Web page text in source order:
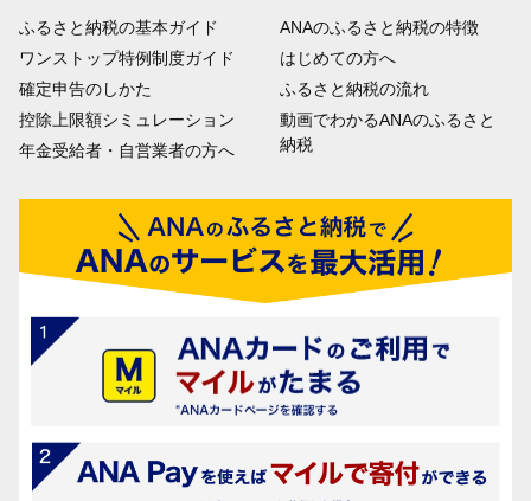
ふるさと納税の基本ガイド
ワンストップ特例制度ガイド
確定申告のしかた
控除上限額シミュレーション
年金受給者・自営業者の方へ
ANAのふるさと納税の特徴
はじめての方へ
ふるさと納税の流れ
動画でわかるANAのふるさと
納税